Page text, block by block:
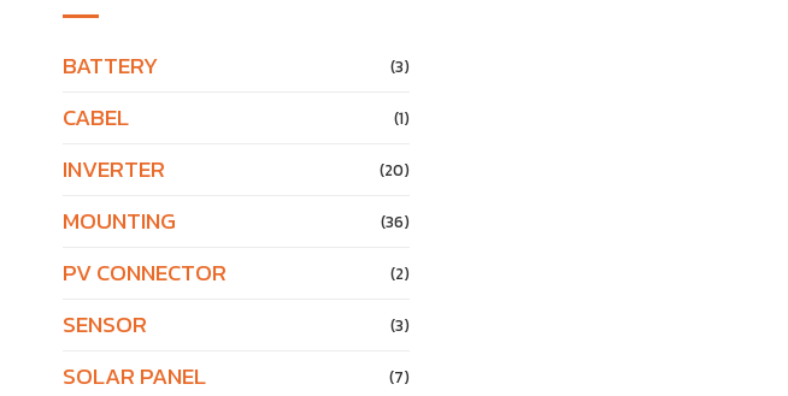
BATTERY (3)
CABEL (1)
INVERTER (20)
MOUNTING (36)
PV CONNECTOR (2)
SENSOR (3)
SOLAR PANEL (7)